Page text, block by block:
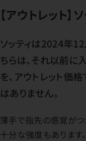
【アウトレット
ソッティは2024年
ちらは、それ以前
を、アウトレット価
はありません。
薄手で指先の感覚がつ
十分な強度もあります。